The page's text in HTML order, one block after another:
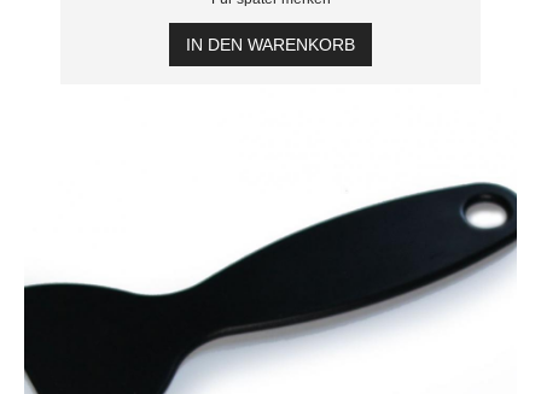
IN DEN WARENKORB